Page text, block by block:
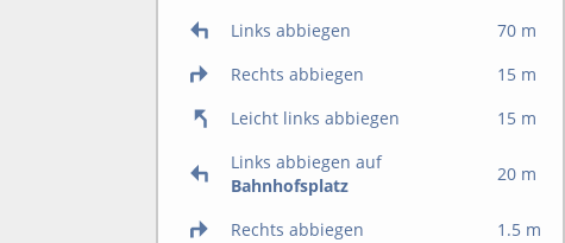
Links abbiegen
70 m
Rechts abbiegen
15 m
Leicht links abbiegen
15 m
Links abbiegen auf
Bahnhofsplatz
20 m
Rechts abbiegen
1.5 m